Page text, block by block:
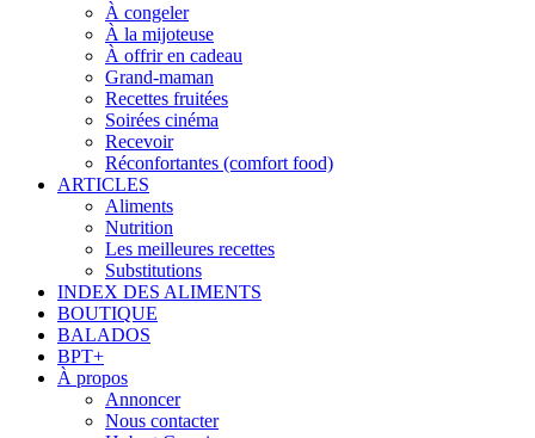
À congeler
À la mijoteuse
À offrir en cadeau
Grand-maman
Recettes fruitées
Soirées cinéma
Recevoir
Réconfortantes (comfort food)
ARTICLES
Aliments
Nutrition
Les meilleures recettes
Substitutions
INDEX DES ALIMENTS
BOUTIQUE
BALADOS
BPT+
À propos
Annoncer
Nous contacter